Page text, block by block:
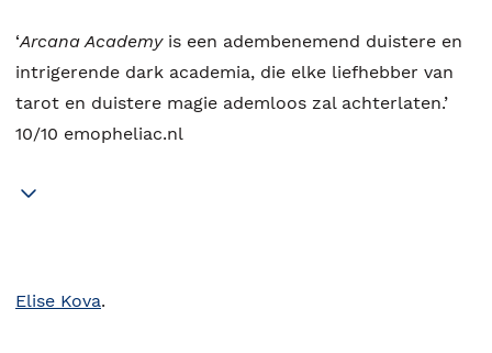
‘Arcana Academyis een adembenemend duistere en
intrigerende dark academia, die elke liefhebber van
tarot en duistere magie ademloos zal achterlaten.’
10/10 emopheliac.nl
Elise Kova.